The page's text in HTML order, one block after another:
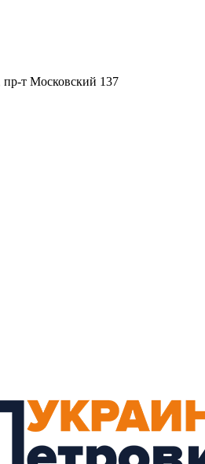
пр-т Московский 137